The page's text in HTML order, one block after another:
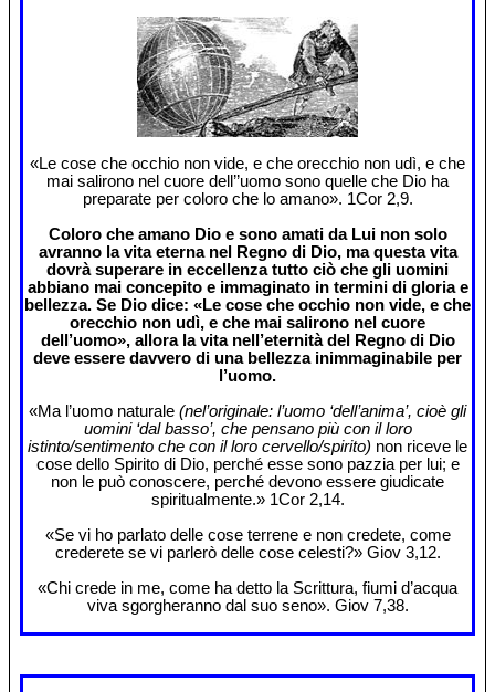
«Le cose che occhio non vide, e che orecchio non udì, e che
mai salirono nel cuore dell’’uomo sono quelle che Dio ha
preparate per coloro che lo amano». 1Cor 2,9.
Coloro che amano Dio e sono amati da Lui non solo
avranno la vita eterna nel Regno di Dio, ma questa vita
dovrà superare in eccellenza tutto ciò che gli uomini
abbiano mai concepito e immaginato in termini di gloria e
bellezza. Se Dio dice: «Le cose che occhio non vide, e che
orecchio non udì, e che mai salirono nel cuore
dell’uomo», allora la vita nell’eternità del Regno di Dio
deve essere davvero di una bellezza inimmaginabile per
l’uomo.
«Ma l’uomo naturale (nel’originale: l’uomo ‘dell’anima’, cioè gli
uomini ‘dal basso’, che pensano più con il loro
istinto/sentimento che con il loro cervello/spirito) non riceve le
cose dello Spirito di Dio, perché esse sono pazzia per lui; e
non le può conoscere, perché devono essere giudicate
spiritualmente.» 1Cor 2,14.
«Se vi ho parlato delle cose terrene e non credete, come
crederete se vi parlerò delle cose celesti?» Giov 3,12.
«Chi crede in me, come ha detto la Scrittura, fiumi d’acqua
viva sgorgheranno dal suo seno». Giov 7,38.